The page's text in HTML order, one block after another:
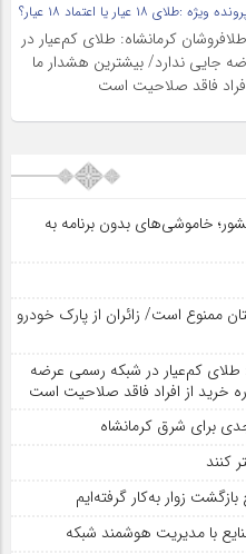
۱۸ عیار یا اعتماد ۱۸ عیار؟
کرمانشاه: طلای کم‌عیار در
جایی ندارد/ بیشترین هشدار ما
افراد فاقد صلاحیت است
کشور؛ خاموشی‌های بدون برنامه به
ممنوع است/ زائران از پارک خودرو
طلای کم‌عیار در شبکه رسمی عرضه
خرید از افراد فاقد صلاحیت است
برای شرق کرمانشاه
کنند
زوار به‌کار گرفته‌ایم
با مدیریت هوشمند شبکه